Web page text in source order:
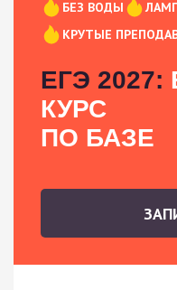
БЕЗ ВОДЫ
КРУТЫЕ
ЕГЭ 2027:
КУРС
ПО БАЗЕ